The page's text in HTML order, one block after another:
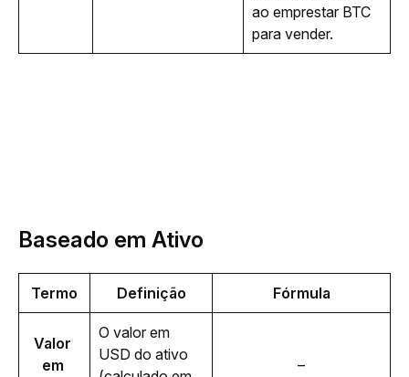
ao emprestar BTC
para vender.
Baseado em Ativo
Termo Definição Fórmula
Valor
em
O valor em
USD do ativo
–